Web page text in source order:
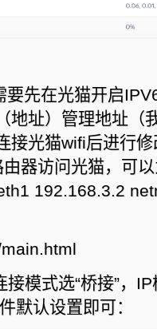
要先在光猫开启
地址）管理地址（
接光猫wifi后进行
器访问光猫，可
192.168.3.2
模式选“桥接”，
默认设置即可：